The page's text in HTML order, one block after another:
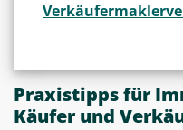
Praxistipps für
Käufer und